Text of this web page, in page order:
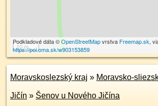
10 m
Podkladové dáta ©OpenStreetMapvrstva Freemap.sk,
https://poi.oma.sk/w903153859
Moravskoslezský kraj » Moravsko-
Jičín » Šenov u Nového Jičína